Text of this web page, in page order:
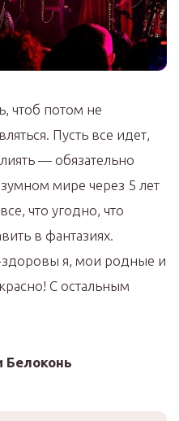
чтоб потом не
Пусть все идет,
— обязательно
мире через 5 лет
что угодно, что
в фантазиях.
я, мои родные и
С остальным
Белоконь